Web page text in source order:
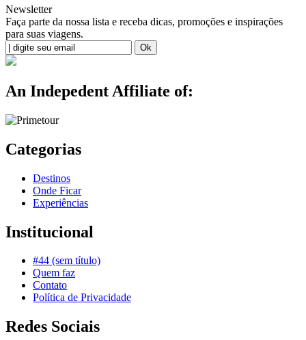
Newsletter
Faça parte da nossa lista e receba dicas, promoções e inspirações
para suas viagens.
An Indepedent Affiliate of:
Categorias
Destinos
Onde Ficar
Experiências
Institucional
#44 (sem título)
Quem faz
Contato
Política de Privacidade
Redes Sociais